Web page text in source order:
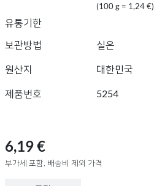
(100 g = 1,24 €)
유통기한
보관방법
실온
원산지 대한민국
제품번호 5254
6,19 €
부가세 포함, 배송비 제외 가격